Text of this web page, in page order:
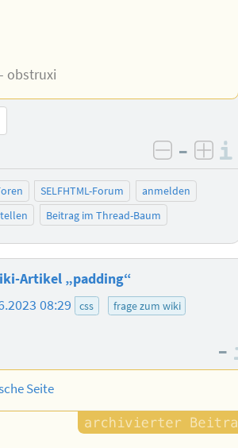
obstruxi
negativ
–
SELFHTML-Forum
anmelden
Beitrag im Thread-Baum
Artikel „padding“
08:29 css
frage zum wiki
–
Seite